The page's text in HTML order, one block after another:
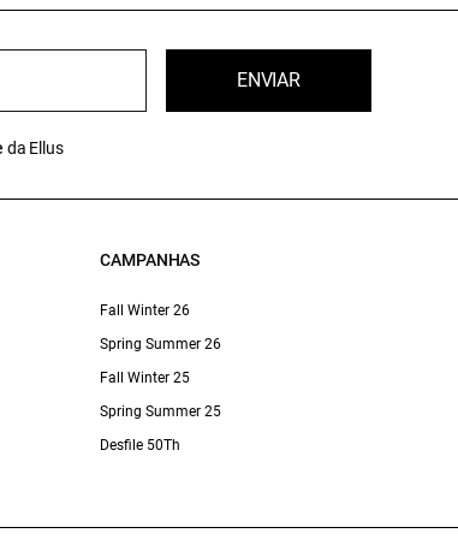
ENVIAR
da Ellus
CAMPANHAS
Fall Winter 26
Spring Summer 26
Fall Winter 25
Spring Summer 25
Desfile 50Th